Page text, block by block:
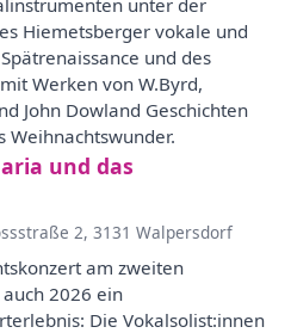
unter der
Hiemetsberger vokale und
und des
Werken von W.Byrd,
John Dowland Geschichten
Weihnachtswunder.
und das
2, 3131 Walpersdorf
am zweiten
2026 ein
Die Vokalsolist:innen